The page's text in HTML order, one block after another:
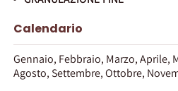
Calendario
Gennaio, Febbraio, Marzo, Aprile,
Agosto, Settembre, Ottobre,